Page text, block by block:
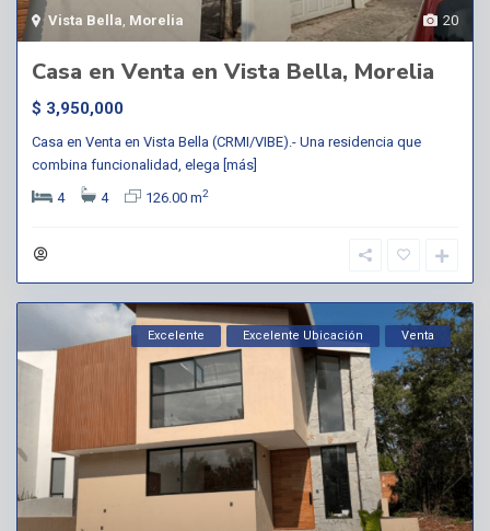
20
Vista Bella Morelia
Casa en Venta en Vista Bella, Morelia
$ 3,950,000
Casa en Venta en Vista Bella (CRMI/VIBE).- Una residencia que
combina funcionalidad, elega [más]
4
4 126.00 m2
Excelente Excelente Ubicación Venta